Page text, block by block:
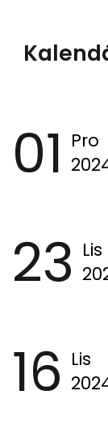
01 Pro
23 Lis
16 Lis